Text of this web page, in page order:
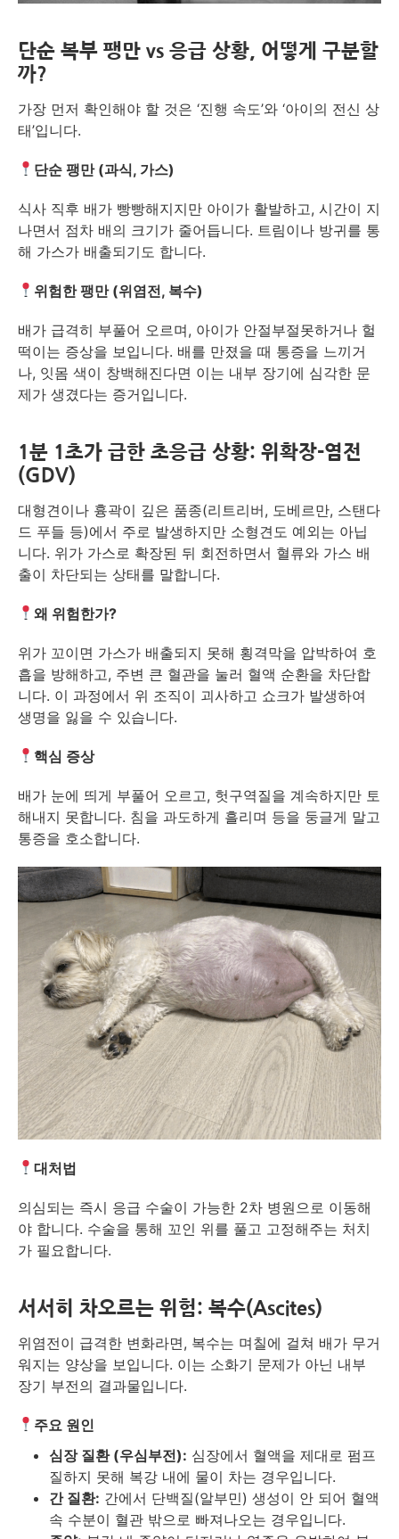
단순 복부 팽만 vs 응급 상황, 어떻게 구분할
까?
가장 먼저 확인해야 할 것은 ‘진행 속도’와 ‘아이의 전신 상
태’입니다.
단순 팽만 (과식, 가스)
식사 직후 배가 빵빵해지지만 아이가 활발하고, 시간이 지
나면서 점차 배의 크기가 줄어듭니다. 트림이나 방귀를 통
해 가스가 배출되기도 합니다.
위험한 팽만 (위염전, 복수)
배가 급격히 부풀어 오르며, 아이가 안절부절못하거나 헐
떡이는 증상을 보입니다. 배를 만졌을 때 통증을 느끼거
나, 잇몸 색이 창백해진다면 이는 내부 장기에 심각한 문
제가 생겼다는 증거입니다.
1분 1초가 급한 초응급 상황: 위확장-염전
(GDV)
대형견이나 흉곽이 깊은 품종(리트리버, 도베르만, 스탠다
드 푸들 등)에서 주로 발생하지만 소형견도 예외는 아닙
니다. 위가 가스로 확장된 뒤 회전하면서 혈류와 가스 배
출이 차단되는 상태를 말합니다.
왜 위험한가?
위가 꼬이면 가스가 배출되지 못해 횡격막을 압박하여 호
흡을 방해하고, 주변 큰 혈관을 눌러 혈액 순환을 차단합
니다. 이 과정에서 위 조직이 괴사하고 쇼크가 발생하여
생명을 잃을 수 있습니다.
핵심 증상
배가 눈에 띄게 부풀어 오르고, 헛구역질을 계속하지만 토
해내지 못합니다. 침을 과도하게 흘리며 등을 둥글게 말고
통증을 호소합니다.
대처법
의심되는 즉시 응급 수술이 가능한 2차 병원으로 이동해
야 합니다. 수술을 통해 꼬인 위를 풀고 고정해주는 처치
가 필요합니다.
서서히 차오르는 위험: 복수(Ascites)
위염전이 급격한 변화라면, 복수는 며칠에 걸쳐 배가 무거
워지는 양상을 보입니다. 이는 소화기 문제가 아닌 내부
장기 부전의 결과물입니다.
주요 원인
심장 질환 (우심부전): 심장에서 혈액을 제대로 펌프
질하지 못해 복강 내에 물이 차는 경우입니다.
간 질환: 간에서 단백질(알부민) 생성이 안 되어 혈액
속 수분이 혈관 밖으로 빠져나오는 경우입니다.